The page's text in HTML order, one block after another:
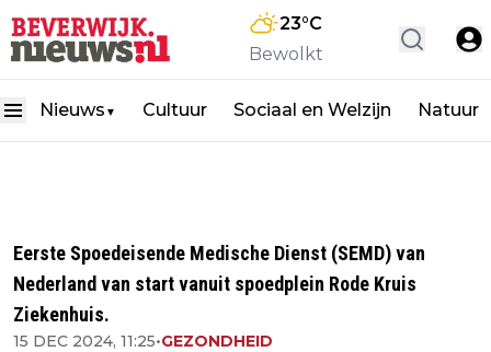
23°C
Bewolkt
Nieuws ▼ Cultuur Sociaal en Welzijn Natuur
Eerste Spoedeisende Medische Dienst (SEMD) van
Nederland van start vanuit spoedplein Rode Kruis
Ziekenhuis.
15 DEC 2024, 11:25•GEZONDHEID